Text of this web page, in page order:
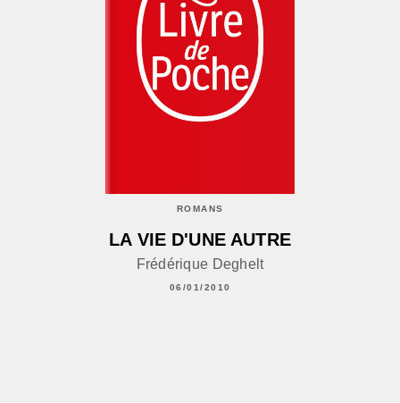
ROMANS
LA VIE D'UNE AUTRE
Frédérique Deghelt
06/01/2010